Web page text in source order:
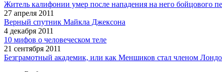
Житель калифонии умер после нападения на него бойцового
27 апреля 2011
Верный спутник Майкла Джексона
4 декабря 2011
10 мифов о человеческом теле
21 сентября 2011
Безграмотный академик, или как Меншиков стал членом